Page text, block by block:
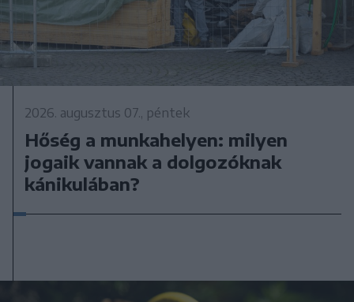
2026. augusztus 07., péntek
Hőség a munkahelyen: milyen
jogaik vannak a dolgozóknak
kánikulában?